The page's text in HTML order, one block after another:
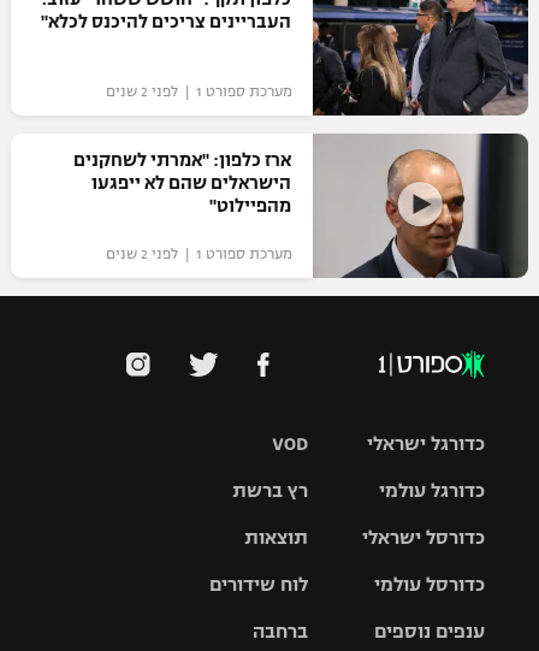
העבריינים צריכים להיכנס לכלא"
מערכת ספורט 1 | לפני 2 שנים
ארז כלפון: "אמרתי לשחקנים
הישראלים שהם לא ייפגעו
מהפיילוט"
מערכת ספורט 1 | לפני 2 שנים
VOD
רץ ברשת
תוצאות
לוח שידורים
ברחבה
כדורגל ישראלי
גביע הטוטו
כדורגל עולמי
האלופות
ליגה
כדורסל ישראלי
סל
כדורסל עולמי
ענפים נוספים